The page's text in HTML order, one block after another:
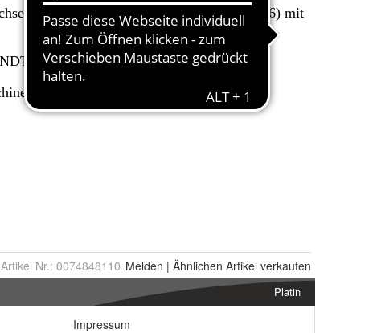
Artikel Nr.: 0074848110 Melden | Ähnlichen Artikel verkaufen
Platin
Impressum